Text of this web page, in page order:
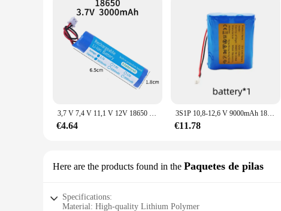
3,7 V 7,4 V 11,1 V 12V 18650 3000mAh con cables batería recargable de iones de litio para Altavoz Bluetooth accesorios de faros solares
€4.64
3S1P 10,8-12,6 V 9000mAh 18650 batería de iones de litio 9.0Ah batería de iones de litio 18650 para energía de respaldo Ups paquetes de baterías de cámaras CCTV
€11.78
Here are the products found in the Paquetes de pilas
Specifications:
Material: High-quality Lithium Polymer